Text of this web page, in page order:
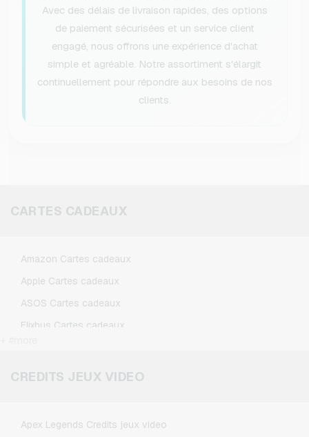
Avec des délais de livraison rapides, des options
de paiement sécurisées et un service client
engagé, nous offrons une expérience d'achat
simple et agréable. Notre assortiment s'élargit
continuellement pour répondre aux besoins de nos
clients.
CARTES CADEAUX
Amazon Cartes cadeaux
Apple Cartes cadeaux
ASOS Cartes cadeaux
Flixbus Cartes cadeaux
Google Play Cartes cadeaux
CREDITS JEUX VIDEO
Apex Legends Credits jeux video